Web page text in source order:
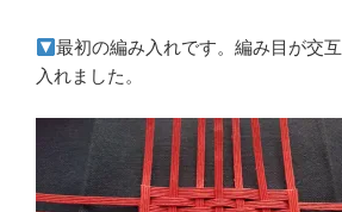
最初の編み入れです。編み目が交
入れました。